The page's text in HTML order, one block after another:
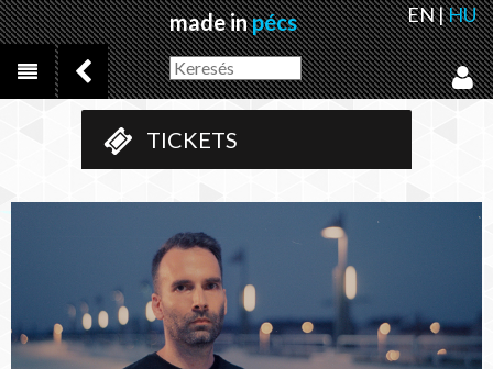
made inpécs EN|HU
TICKETS